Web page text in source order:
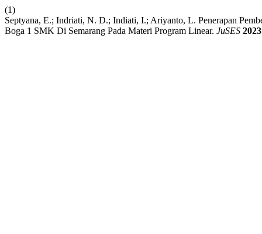
(1)
Septyana, E.; Indriati, N. D.; Indiati, I.; Ariyanto, L. Penerapan
Boga 1 SMK Di Semarang Pada Materi Program Linear. JuSES 2023